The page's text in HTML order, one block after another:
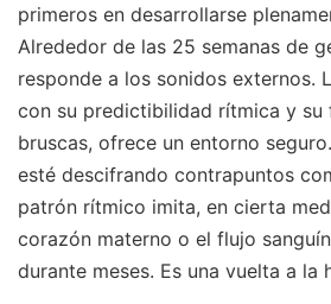
primeros en desarrollarse
Alrededor de las 25 semanas de
responde a los sonidos externos.
con su predictibilidad rítmica y su
bruscas, ofrece un entorno
esté descifrando contrapuntos
patrón rítmico imita, en cierta
corazón materno o el flujo
durante meses. Es una vuelta a la